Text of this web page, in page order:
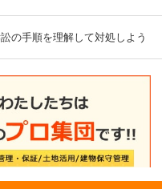
の手順を理解して対処しよう